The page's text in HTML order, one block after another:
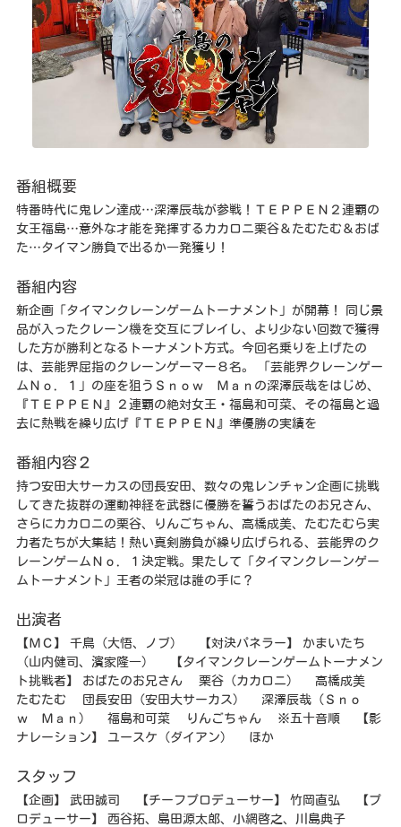
番組概要
特番時代に鬼レン達成…深澤辰哉が参戦！ＴＥＰＰＥＮ２連覇の
女王福島…意外な才能を発揮するカカロニ栗谷＆たむたむ＆おば
た…タイマン勝負で出るか一発獲り！
番組内容
新企画「タイマンクレーンゲームトーナメント」が開幕！ 同じ景
品が入ったクレーン機を交互にプレイし、より少ない回数で獲得
した方が勝利となるトーナメント方式。今回名乗りを上げたの
は、芸能界屈指のクレーンゲーマー８名。 「芸能界クレーンゲー
ムＮｏ．１」の座を狙うＳｎｏｗ Ｍａｎの深澤辰哉をはじめ、
『ＴＥＰＰＥＮ』２連覇の絶対女王・福島和可菜、その福島と過
去に熱戦を繰り広げ『ＴＥＰＰＥＮ』準優勝の実績を
番組内容２
持つ安田大サーカスの団長安田、数々の鬼レンチャン企画に挑戦
してきた抜群の運動神経を武器に優勝を誓うおばたのお兄さん、
さらにカカロニの栗谷、りんごちゃん、高橋成美、たむたむら実
力者たちが大集結！熱い真剣勝負が繰り広げられる、芸能界のク
レーンゲームＮｏ．１決定戦。果たして「タイマンクレーンゲー
ムトーナメント」王者の栄冠は誰の手に？
出演者
【ＭＣ】 千鳥（大悟、ノブ） 【対決パネラー】 かまいたち
（山内健司、濱家隆一） 【タイマンクレーンゲームトーナメン
ト挑戦者】 おばたのお兄さん 栗谷（カカロニ） 高橋成美
たむたむ 団長安田（安田大サーカス） 深澤辰哉（Ｓｎｏ
ｗ Ｍａｎ） 福島和可菜 りんごちゃん ※五十音順 【影
ナレーション】 ユースケ（ダイアン） ほか
スタッフ
【企画】 武田誠司 【チーフプロデューサー】 竹岡直弘 【プ
ロデューサー】 西谷拓、島田源太郎、小網啓之、川島典子